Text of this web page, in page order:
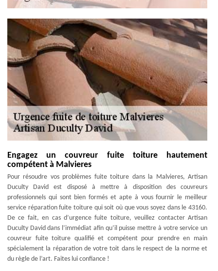
Engagez un couvreur fuite toiture hautement
compétent à Malvieres
Pour résoudre vos problèmes fuite toiture dans la Malvieres, Artisan
Duculty David est disposé à mettre à disposition des couvreurs
professionnels qui sont bien formés et apte à vous fournir le meilleur
service réparation fuite toiture qui soit où que vous soyez dans le 43160.
De ce fait, en cas d’urgence fuite toiture, veuillez contacter Artisan
Duculty David dans l’immédiat afin qu’il puisse mettre à votre service un
couvreur fuite toiture qualifié et compétent pour prendre en main
spécialement la réparation de votre toit dans le respect de la norme et
du règle de l’art. Faites lui confiance !